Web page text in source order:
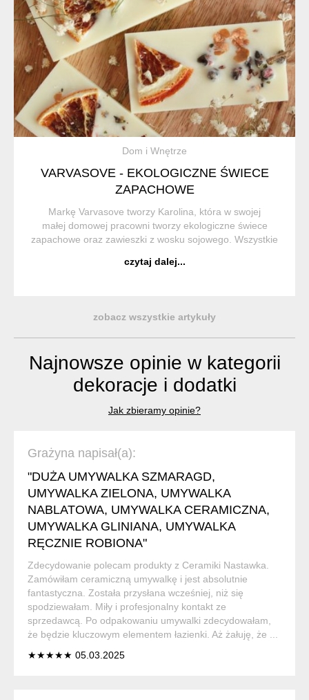
Dom i Wnętrze
VARVASOVE - EKOLOGICZNE ŚWIECE
ZAPACHOWE
Markę Varvasove tworzy Karolina, która w swojej
małej domowej pracowni tworzy ekologiczne świece
zapachowe oraz zawieszki z wosku sojowego. Wszystkie
starannie sprawdzany i pakowany, tak aby...
czytaj dalej...
zobacz wszystkie artykuły
Najnowsze opinie w kategorii
dekoracje i dodatki
Jak zbieramy opinie?
Grażyna napisał(a):
"DUŻA UMYWALKA SZMARAGD,
UMYWALKA ZIELONA, UMYWALKA
NABLATOWA, UMYWALKA CERAMICZNA,
UMYWALKA GLINIANA, UMYWALKA
RĘCZNIE ROBIONA"
Zdecydowanie polecam produkty z Ceramiki Nastawka.
Zamówiłam ceramiczną umywalkę i jest absolutnie
fantastyczna. Została przysłana wcześniej, niż się
spodziewałam. Miły i profesjonalny kontakt ze
sprzedawcą. Po odpakowaniu umywalki zdecydowałam,
że będzie kluczowym elementem łazienki. Aż żałuję, że ...
★★★★★ 05.03.2025